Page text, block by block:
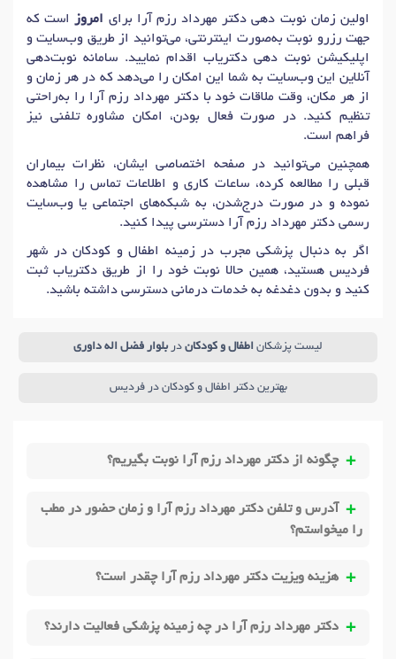
اولین زمان نوبت دهی دکتر مهرداد رزم آرا برای امروزاست که
جهت رزرو نوبت به‌صورت اینترنتی، می‌توانید از طریق وب‌سایت و
اپلیکیشن نوبت دهی دکتریاب اقدام نمایید. سامانه نوبت‌دهی
آنلاین این وب‌سایت به شما این امکان را می‌دهد که در هر زمان و
از هر مکان، وقت ملاقات خود با دکتر مهرداد رزم آرا را به‌راحتی
تنظیم کنید. در صورت فعال بودن، امکان مشاوره تلفنی نیز
فراهم است.
همچنین می‌توانید در صفحه اختصاصی ایشان، نظرات بیماران
قبلی را مطالعه کرده، ساعات کاری و اطلاعات تماس را مشاهده
نموده و در صورت درج‌شدن، به شبکه‌های اجتماعی یا وب‌سایت
رسمی دکتر مهرداد رزم آرا دسترسی پیدا کنید.
اگر به دنبال پزشکی مجرب در زمینه اطفال و کودکان در شهر
فردیس هستید، همین حالا نوبت خود را از طریق دکتریاب ثبت
کنید و بدون دغدغه به خدمات درمانی دسترسی داشته باشید.
لیست پزشکان اطفال و کودکان در بلوار فضل اله داوری
بهترین دکتر اطفال و کودکان در فردیس
چگونه از دکتر مهرداد رزم آرا نوبت بگیریم؟
آدرس و تلفن دکتر مهرداد رزم آرا و زمان حضور در مطب
را میخواستم؟
هزینه ویزیت دکتر مهرداد رزم آرا چقدر است؟
دکتر مهرداد رزم آرا در چه زمینه پزشکی فعالیت دارند؟